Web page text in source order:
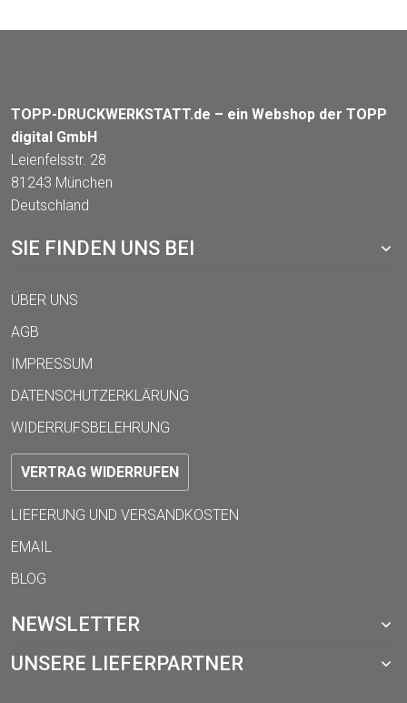
TOPP-DRUCKWERKSTATT.de – ein Webshop der TOPP
digital GmbH
Leienfelsstr. 28
81243 München
Deutschland
SIE FINDEN UNS BEI
ÜBER UNS
AGB
IMPRESSUM
DATENSCHUTZERKLÄRUNG
WIDERRUFSBELEHRUNG
VERTRAG WIDERRUFEN
LIEFERUNG UND VERSANDKOSTEN
EMAIL
BLOG
NEWSLETTER
UNSERE LIEFERPARTNER